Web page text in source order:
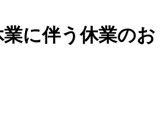
に伴う休業のお